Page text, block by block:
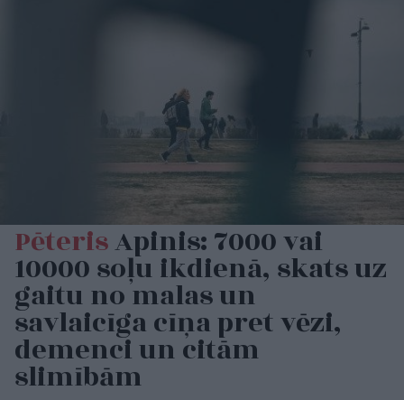
PēterisApinis: 7000 vai
10000 soļu ikdienā, skats uz
gaitu no malas un
savlaicīga cīņa pret vēzi,
demenci un citām
slimībām